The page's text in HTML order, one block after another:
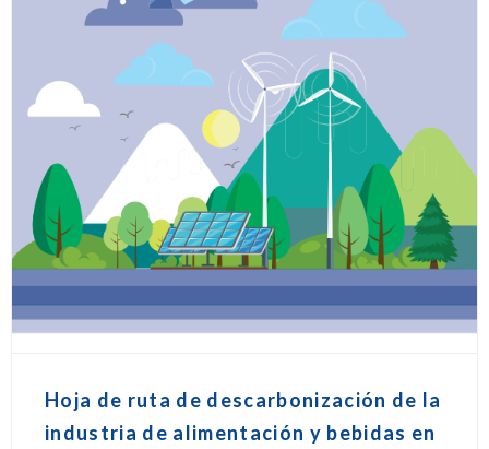
Hoja de ruta de descarbonización de la
industria de alimentación y bebidas en